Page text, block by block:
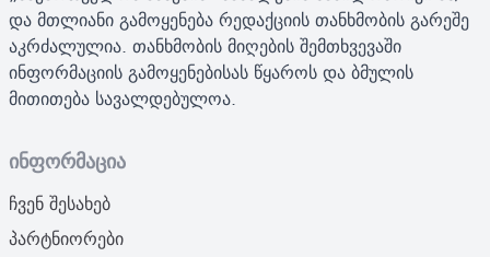
და მთლიანი გამოყენება რედაქციის თანხმობის გარეშე
აკრძალულია. თანხმობის მიღების შემთხვევაში
ინფორმაციის გამოყენებისას წყაროს და ბმულის
მითითება სავალდებულოა.
ინფორმაცია
ჩვენ შესახებ
პარტნიორები